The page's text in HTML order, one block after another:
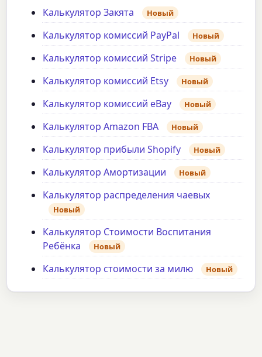
Калькулятор Закята Новый
Калькулятор комиссий PayPal Новый
Калькулятор комиссий Stripe Новый
Калькулятор комиссий Etsy Новый
Калькулятор комиссий eBay Новый
Калькулятор Amazon FBA Новый
Калькулятор прибыли Shopify Новый
Калькулятор Амортизации Новый
Калькулятор распределения чаевых
Новый
Калькулятор Стоимости Воспитания
Ребёнка
Новый
Калькулятор стоимости за милю Новый